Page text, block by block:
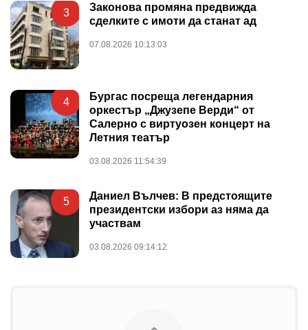
3
Законова промяна предвижда
сделките с имоти да станат ад
07.08.2026 10:13:03
4
Бургас посреща легендарния
оркестър „Джузепе Верди“ от
Салерно с виртуозен концерт на
Летния театър
03.08.2026 11:54:39
5
Даниел Вълчев: В предстоящите
президентски избори аз няма да
участвам
03.08.2026 09:14:12